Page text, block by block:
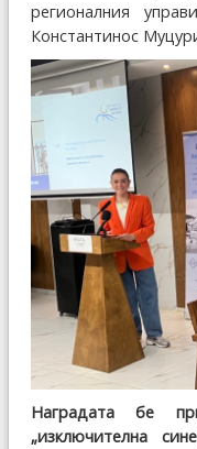
регионалния
Константинос
Наградата бе
„изключителна